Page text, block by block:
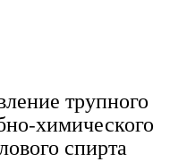
трупного
химического
спирта